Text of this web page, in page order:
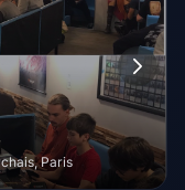
Paris